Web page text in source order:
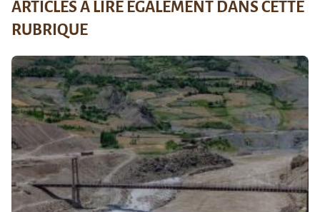
ARTICLES À LIRE ÉGALEMENT DANS CETTE
RUBRIQUE